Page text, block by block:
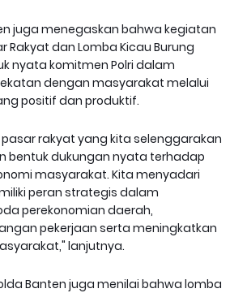
juga menegaskan bahwa kegiatan
Rakyat dan Lomba Kicau Burung
nyata komitmen Polri dalam
dengan masyarakat melalui
positif dan produktif.
pasar rakyat yang kita selenggarakan
bentuk dukungan nyata terhadap
masyarakat. Kita menyadari
peran strategis dalam
perekonomian daerah,
pekerjaan serta meningkatkan
lanjutnya.
Banten juga menilai bahwa lomba